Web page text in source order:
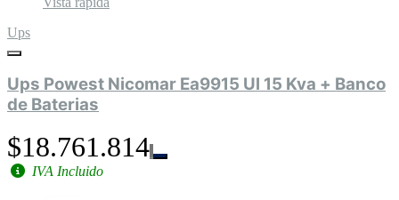
Ups
Ups Powest Nicomar Ea9915 Ul 15 Kva + Banco
de Baterias
$18.761.814
IVA Incluido